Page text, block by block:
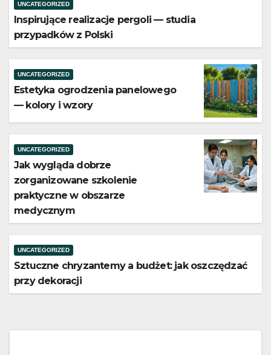
UNCATEGORIZED
Inspirujące realizacje pergoli — studia
przypadków z Polski
UNCATEGORIZED
Estetyka ogrodzenia panelowego
— kolory i wzory
UNCATEGORIZED
Jak wygląda dobrze
zorganizowane szkolenie
praktyczne w obszarze
medycznym
UNCATEGORIZED
Sztuczne chryzantemy a budżet: jak oszczędzać
przy dekoracji